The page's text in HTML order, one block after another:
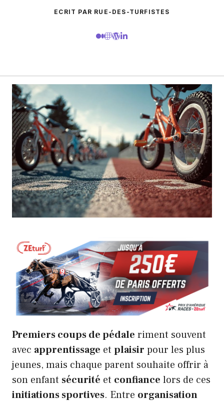
ECRIT PAR RUE-DES-TURFISTES
Premiers coups de pédale riment souvent
avec apprentissage et plaisir pour les plus
jeunes, mais chaque parent souhaite offrir à
son enfant sécurité et confiance lors de ces
initiations sportives. Entre organisation